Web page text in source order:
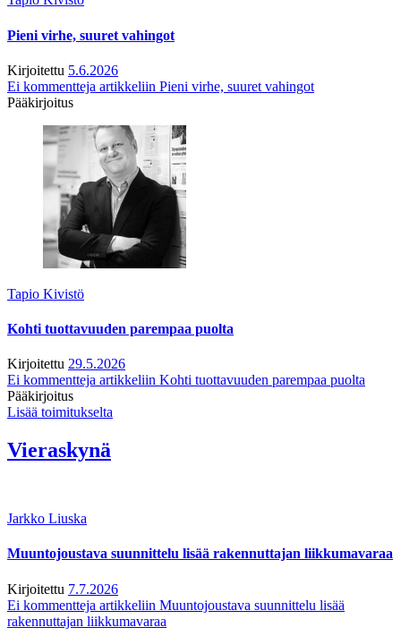
Pieni virhe, suuret vahingot
Kirjoitettu 5.6.2026
Ei kommentteja artikkeliin Pieni virhe, suuret vahingot
Pääkirjoitus
Tapio Kivistö
Kohti tuottavuuden parempaa puolta
Kirjoitettu 29.5.2026
Ei kommentteja artikkeliin Kohti tuottavuuden parempaa puolta
Pääkirjoitus
Lisää toimitukselta
Vieraskynä
Jarkko Liuska
Muuntojoustava suunnittelu lisää rakennuttajan liikkumavaraa
Kirjoitettu 7.7.2026
Ei kommentteja artikkeliin Muuntojoustava suunnittelu lisää
rakennuttajan liikkumavaraa